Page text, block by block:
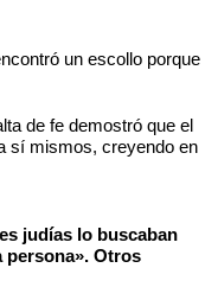
un escollo porque
de fe demostró que el
sí mismos, creyendo en
judías lo buscaban
persona». Otros